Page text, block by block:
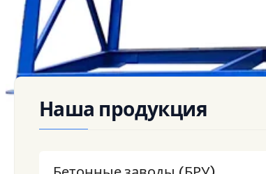
Наша продукция